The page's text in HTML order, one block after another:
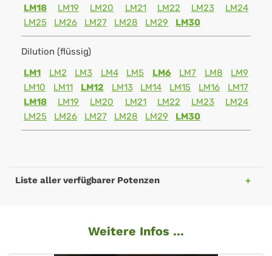
LM18 LM19 LM20 LM21 LM22 LM23
LM24
LM25
LM26 LM27 LM28 LM29 LM30
Dilution (flüssig)
LM1
LM2 LM3 LM4 LM5 LM6 LM7 LM8
LM9
LM10
LM11 LM12 LM13 LM14 LM15 LM16
LM17
LM18
LM19 LM20 LM21 LM22 LM23
LM24
LM25
LM26 LM27 LM28 LM29 LM30
Liste aller verfügbarer Potenzen
Weitere Infos ...